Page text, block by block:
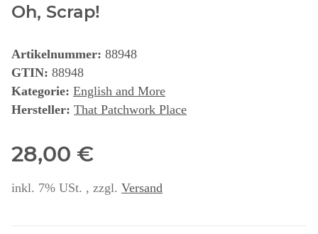
Oh, Scrap!
Artikelnummer: 88948
GTIN: 88948
Kategorie: English and More
Hersteller: That Patchwork Place
28,00 €
inkl. 7% USt. , zzgl. Versand